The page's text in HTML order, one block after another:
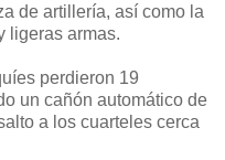
de artillería, así como la
ligeras armas.
perdieron 19
un cañón automático de
a los cuarteles cerca